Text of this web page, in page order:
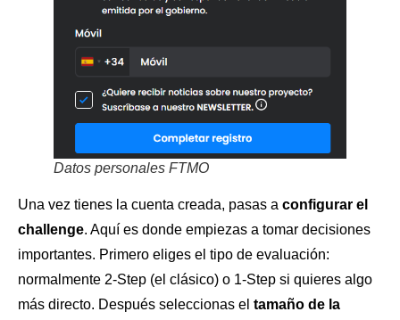
Datos personales FTMO
Una vez tienes la cuenta creada, pasas a configurar el
challenge. Aquí es donde empiezas a tomar decisiones
importantes. Primero eliges el tipo de evaluación:
normalmente 2-Step (el clásico) o 1-Step si quieres algo
más directo. Después seleccionas el tamaño de la